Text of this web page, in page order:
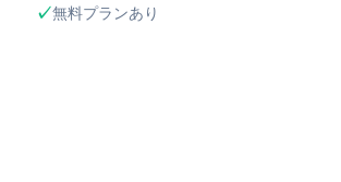
無料プランあり